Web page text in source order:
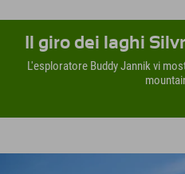
Il giro dei laghi
L'esploratore Buddy Jannik vi